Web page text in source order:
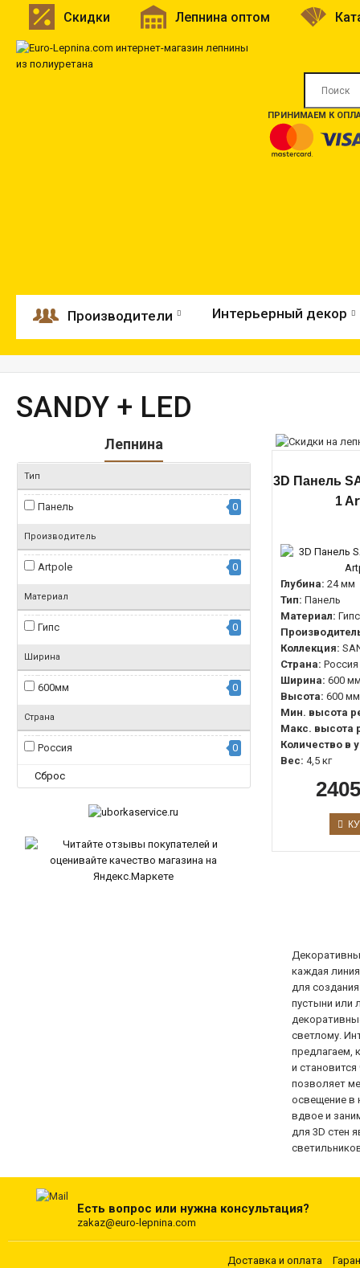
Скидки Лепнина оптом
ПРИНИМАЕМ К
Производители Интерьерный декор
SANDY + LED
Лепнина
Тип
Панель 0
Производитель
Artpole 0
Материал
Гипс 0
Ширина
600мм 0
Страна
Россия 0
Сброс
3D Панель
1
Глубина: 24 мм
Тип: Панель
Материал: Гипс
Коллекция:
Страна: Россия
Ширина: 600
Высота: 600 мм
Мин. высота
Макс. высота
Количество в
Вес: 4,5 кг
каждая
для
пустыни или
светлому.
предлагаем,
и
позволяет
освещение в
вдвое и
для 3D стен
Есть вопрос или нужна консультация?
zakaz@euro-lepnina.com
Доставка и оплата